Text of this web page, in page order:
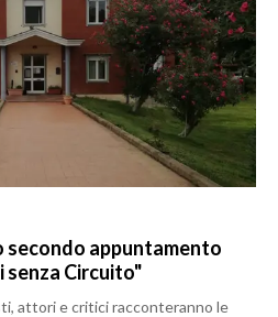
secondo appuntamento
senza Circuito"
attori e critici racconteranno le